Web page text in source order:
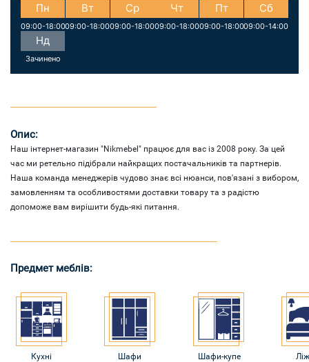
Пн
09:00-18:00
Вт
09:00-18:00
Ср
09:00-18:00
Чт
09:00-18:00
Пт
09:00-18:00
Сб
09:00-14:00
Нд
Зачинено
Опис:
Наш інтернет-магазин "Nikmebel" працює для вас із 2008 року. За цей
час ми ретельно підібрали найкращих постачальників та партнерів.
Наша команда менеджерів чудово знає всі нюанси, пов'язані з вибором,
замовленням та особливостями доставки товару та з радістю
допоможе вам вирішити будь-які питання.
Предмет меблів:
Кухні Шафи Шафи-купе